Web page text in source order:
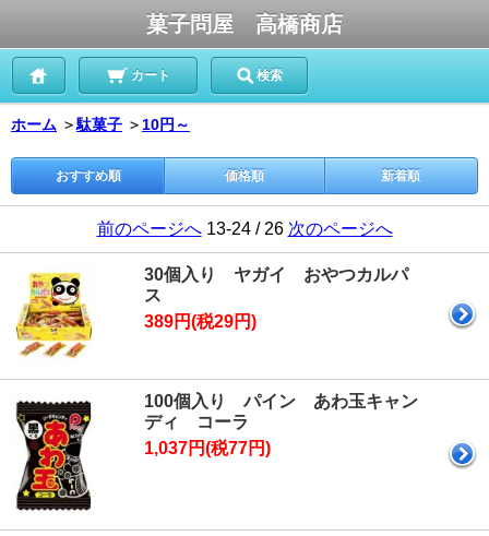
菓子問屋 高橋商店
カート 検索
ホーム ＞駄菓子 ＞ 10円～
おすすめ順 価格順 新着順
前のページへ13-24 / 26 次のページへ
30個入り ヤガイ おやつカルパ
ス
389円(税29円)
100個入り パイン あわ玉キャン
ディ コーラ
1,037円(税77円)